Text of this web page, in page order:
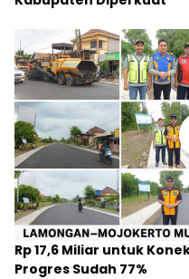
Rp 17,6 Miliar untuk
Progres Sudah 77%